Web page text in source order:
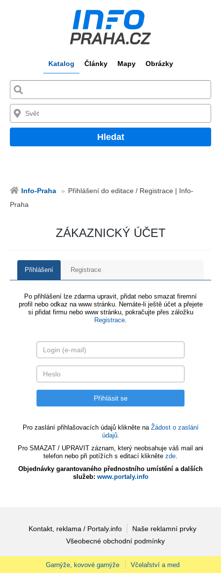
Katalog Články Mapy Obrázky
Hledat
Info-Praha
Přihlášení do editace / Registrace | Info-
Praha
ZÁKAZNICKÝ ÚČET
Přihlášení Registrace
Po přihlášení lze zdarma upravit, přidat nebo smazat firemní
profil nebo odkaz na www stránku. Nemáte-li ještě účet a přejete
si přidat firmu nebo www stránku, pokračujte přes záložku
Registrace.
Pro zaslání přihlašovacích údajů klikněte na Žádost o zaslání
údajů.
Pro SMAZAT / UPRAVIT záznam, který neobsahuje váš mail ani
telefon nebo při potížích s editací klikněte zde.
Objednávky garantovaného přednostního umístění a dalších
služeb: www.portaly.info
Kontakt, reklama / Portaly.info
Naše reklamní prvky
Všeobecné obchodní podmínky
Garnýže, kovové garnýže
Včelařství a med